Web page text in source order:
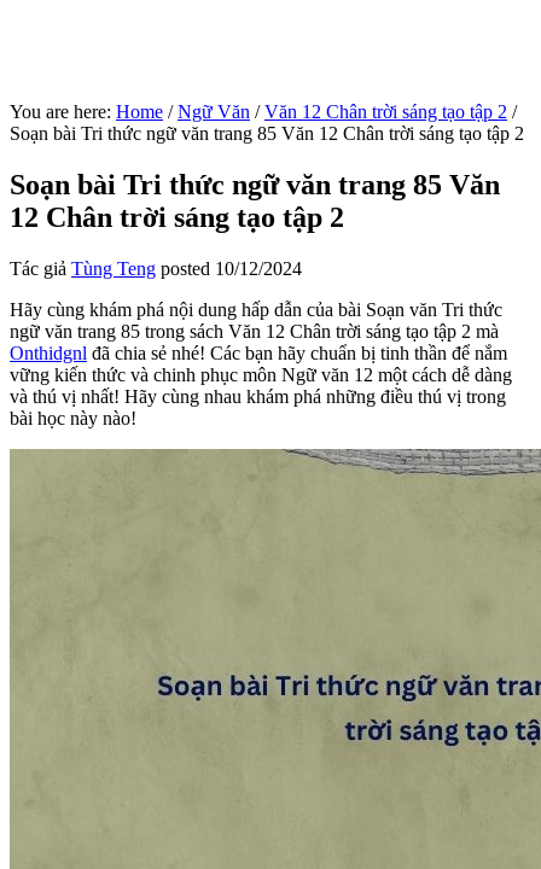
You are here: Home / Ngữ Văn / Văn 12 Chân trời sáng tạo tập 2 /
Soạn bài Tri thức ngữ văn trang 85 Văn 12 Chân trời sáng tạo tập 2
Soạn bài Tri thức ngữ văn trang 85 Văn
12 Chân trời sáng tạo tập 2
Tác giả Tùng Teng posted 10/12/2024
Hãy cùng khám phá nội dung hấp dẫn của bài Soạn văn Tri thức
ngữ văn trang 85 trong sách Văn 12 Chân trời sáng tạo tập 2 mà
Onthidgnl đã chia sẻ nhé! Các bạn hãy chuẩn bị tinh thần để nắm
vững kiến thức và chinh phục môn Ngữ văn 12 một cách dễ dàng
và thú vị nhất! Hãy cùng nhau khám phá những điều thú vị trong
bài học này nào!